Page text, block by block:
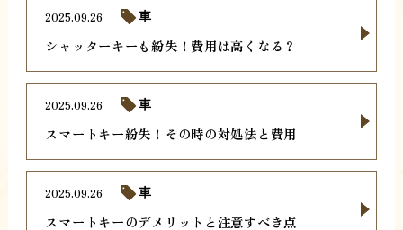
シャッターキーも紛失！費用は高くなる？
2025.09.26 車
スマートキー紛失！その時の対処法と費用
2025.09.26 車
スマートキーのデメリットと注意すべき点
2025.09.26 車